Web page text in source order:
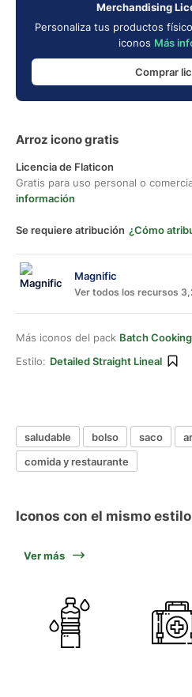
Merchandising
Personaliza tus productos
iconos Más
Comprar
Arroz icono gratis
Licencia de Flaticon
Gratis para uso personal o
información
Se requiere atribución ¿Cómo
Magnific
Ver todos los recursos
Más iconos del pack Batch Cooking
Estilo: Detailed Straight Lineal
saludable bolso saco
comida y restaurante
Iconos con el mismo
Ver más